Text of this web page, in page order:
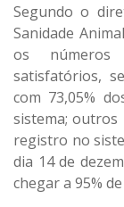
Segundo o
Sanidade
os números
satisfatórios,
com 73,05%
sistema; outros
registro no
dia 14 de
chegar a 95%